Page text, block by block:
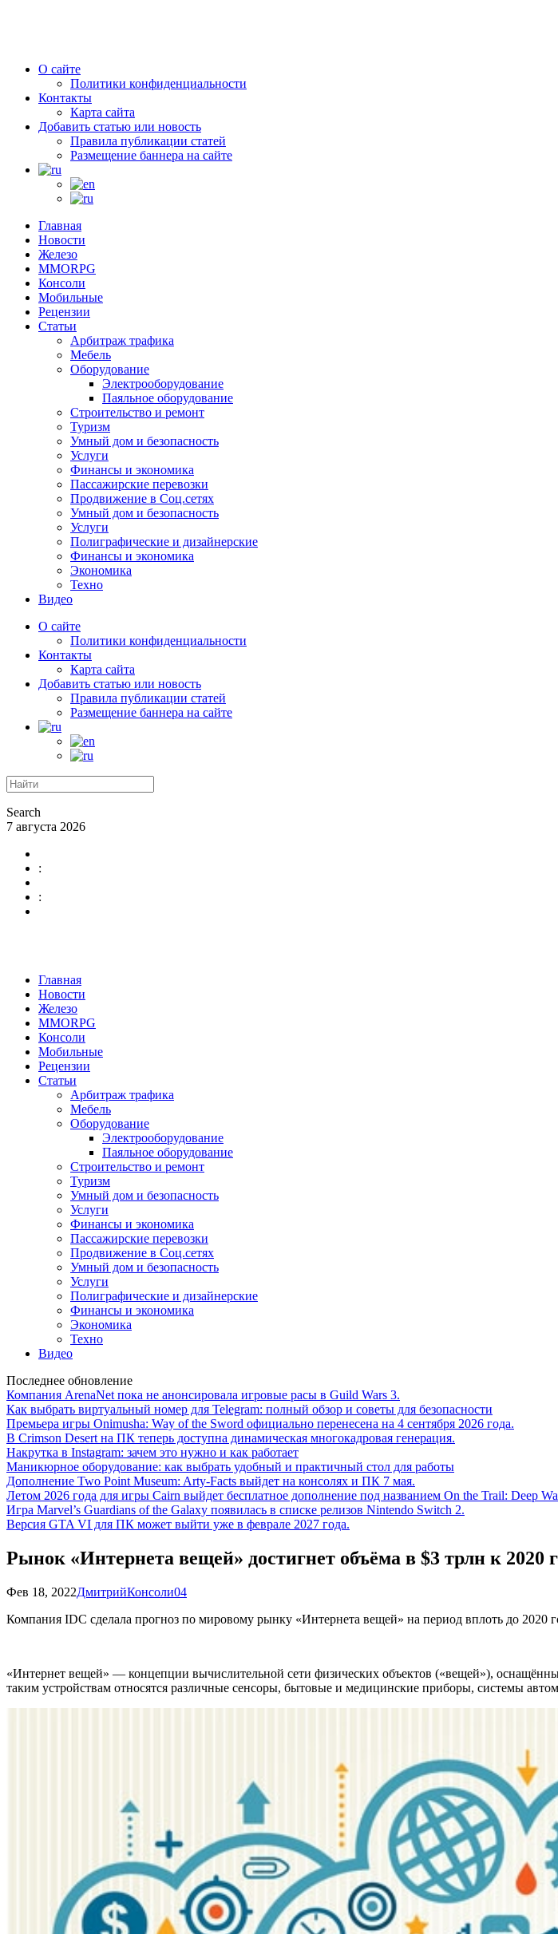
О сайте
Политики конфиденциальности
Контакты
Карта сайта
Добавить статью или новость
Правила публикации статей
Размещение баннера на сайте
Главная
Новости
Железо
MMORPG
Консоли
Мобильные
Рецензии
Статьи
Арбитраж трафика
Мебель
Оборудование
Электрооборудование
Паяльное оборудование
Строительство и ремонт
Туризм
Умный дом и безопасность
Услуги
Финансы и экономика
Пассажирские перевозки
Продвижение в Соц.сетях
Умный дом и безопасность
Услуги
Полиграфические и дизайнерские
Финансы и экономика
Экономика
Техно
Видео
О сайте
Политики конфиденциальности
Контакты
Карта сайта
Добавить статью или новость
Правила публикации статей
Размещение баннера на сайте
Search
7 августа 2026
:
:
Главная
Новости
Железо
MMORPG
Консоли
Мобильные
Рецензии
Статьи
Арбитраж трафика
Мебель
Оборудование
Электрооборудование
Паяльное оборудование
Строительство и ремонт
Туризм
Умный дом и безопасность
Услуги
Финансы и экономика
Пассажирские перевозки
Продвижение в Соц.сетях
Умный дом и безопасность
Услуги
Полиграфические и дизайнерские
Финансы и экономика
Экономика
Техно
Видео
Последнее обновление
Компания ArenaNet пока не анонсировала игровые расы в Guild Wars 3.
Как выбрать виртуальный номер для Telegram: полный обзор и советы для безопасности
Премьера игры Onimusha: Way of the Sword официально перенесена на 4 сентября 2026 года.
В Crimson Desert на ПК теперь доступна динамическая многокадровая генерация.
Накрутка в Instagram: зачем это нужно и как работает
Маникюрное оборудование: как выбрать удобный и практичный стол для работы
Дополнение Two Point Museum: Arty-Facts выйдет на консолях и ПК 7 мая.
Летом 2026 года для игры Cairn выйдет бесплатное дополнение под названием On the Trail: Deep
Игра Marvel’s Guardians of the Galaxy появилась в списке релизов Nintendo Switch 2.
Версия GTA VI для ПК может выйти уже в феврале 2027 года.
Рынок «Интернета вещей» достигнет объёма в $3 трлн к 2020
Фев 18, 2022ДмитрийКонсоли04
Компания IDC сделала прогноз по мировому рынку «Интернета вещей» на период вплоть до 2020
«Интернет вещей» — концепции вычислительной сети физических объектов («вещей»),
таким устройствам относятся различные сенсоры, бытовые и медицинские приборы, системы